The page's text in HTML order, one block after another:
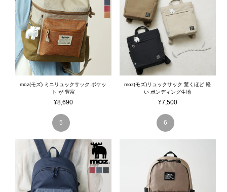
moz(モズ) ミニリュックサック ポケッ
ト が 豊富
¥8,690
moz(モズ)リュックサック 驚くほど 軽
い ボンディング生地
¥7,500